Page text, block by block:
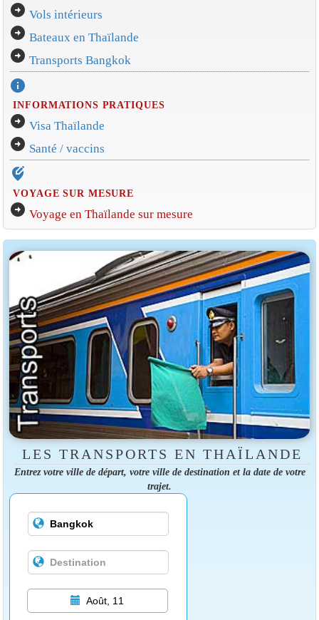
arrow_circle_right Vols intérieurs
arrow_circle_right Bateaux en Thaïlande
arrow_circle_right Transports Bangkok
info
INFORMATIONS PRATIQUES
arrow_circle_right Visa Thaïlande
arrow_circle_right Santé / vaccins
edit_location_alt
VOYAGE SUR MESURE
arrow_circle_right Voyage en Thaïlande sur mesure
LES TRANSPORTS EN THAÏLANDE
Entrez votre ville de départ, votre ville de destination et la date de votre
trajet.
Août, 11